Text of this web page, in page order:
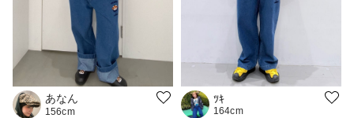
あなん
156cm
ﾂｷ
164cm